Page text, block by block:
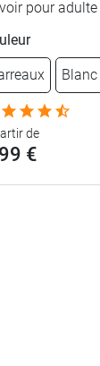
pour adulte
Blanc
de
€